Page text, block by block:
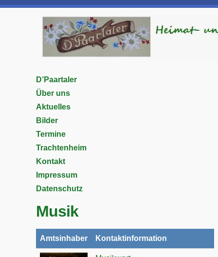
D’Paartaler
Über uns
Aktuelles
Bilder
Termine
Trachtenheim
Kontakt
Impressum
Datenschutz
Musik
Amtsinhaber Kontaktinformation